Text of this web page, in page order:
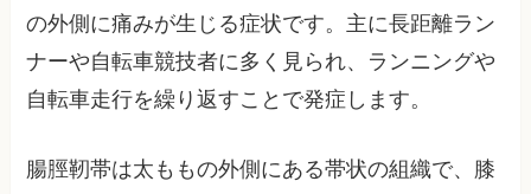
の外側に痛みが生じる症状です。主に長距離ラン
ナーや自転車競技者に多く見られ、ランニングや
自転車走行を繰り返すことで発症します。
腸脛靭帯は太ももの外側にある帯状の組織で、膝